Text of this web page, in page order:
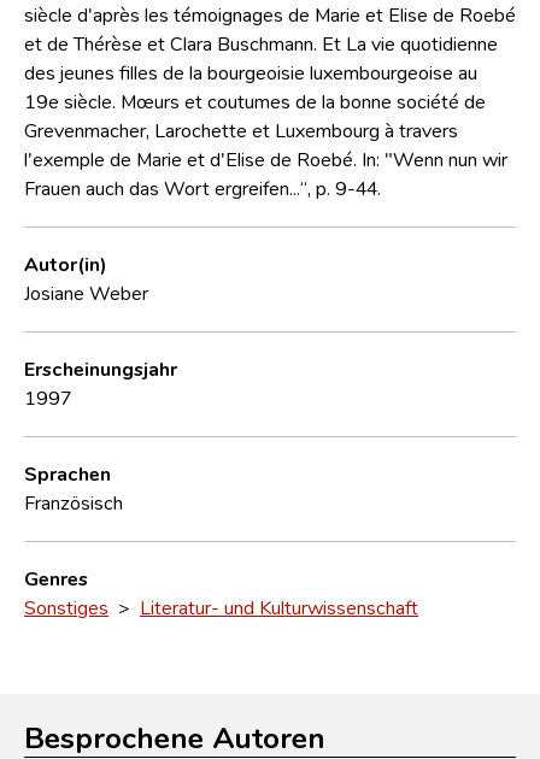
siècle d'après les témoignages de Marie et Elise de Roebé
et de Thérèse et Clara Buschmann. Et La vie quotidienne
des jeunes filles de la bourgeoisie luxembourgeoise au
19e siècle. Mœurs et coutumes de la bonne société de
Grevenmacher, Larochette et Luxembourg à travers
l'exemple de Marie et d'Elise de Roebé. In: "Wenn nun wir
Frauen auch das Wort ergreifen...“, p. 9-44.
Autor(in)
Josiane Weber
Erscheinungsjahr
1997
Sprachen
Französisch
Genres
Sonstiges > Literatur- und Kulturwissenschaft
Besprochene Autoren